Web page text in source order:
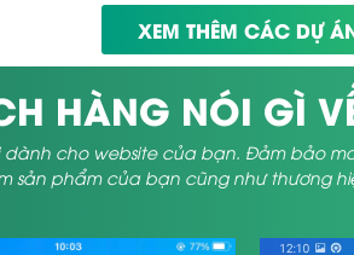
XEM THÊM CÁC DỰ
HÀNG NÓI GÌ
cho website của bạn. Đảm bảo
sản phẩm của bạn cũng như thương